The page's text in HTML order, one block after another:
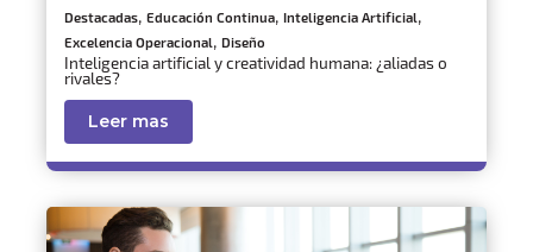
Destacadas, Educación Continua, Inteligencia Artificial,
Excelencia Operacional, Diseño
Inteligencia artificial y creatividad humana: ¿aliadas o
rivales?
Leer mas